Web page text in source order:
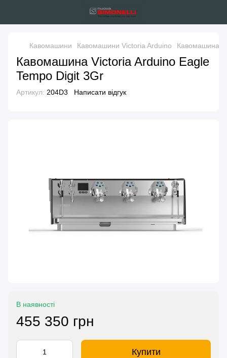
Кавомашини Кавомашини Victoria Arduino Кавомашина
Кавомашина Victoria Arduino Eagle
Tempo Digit 3Gr
Артикул: 204D3 Написати відгук
В наявності
455 350 грн
Купити